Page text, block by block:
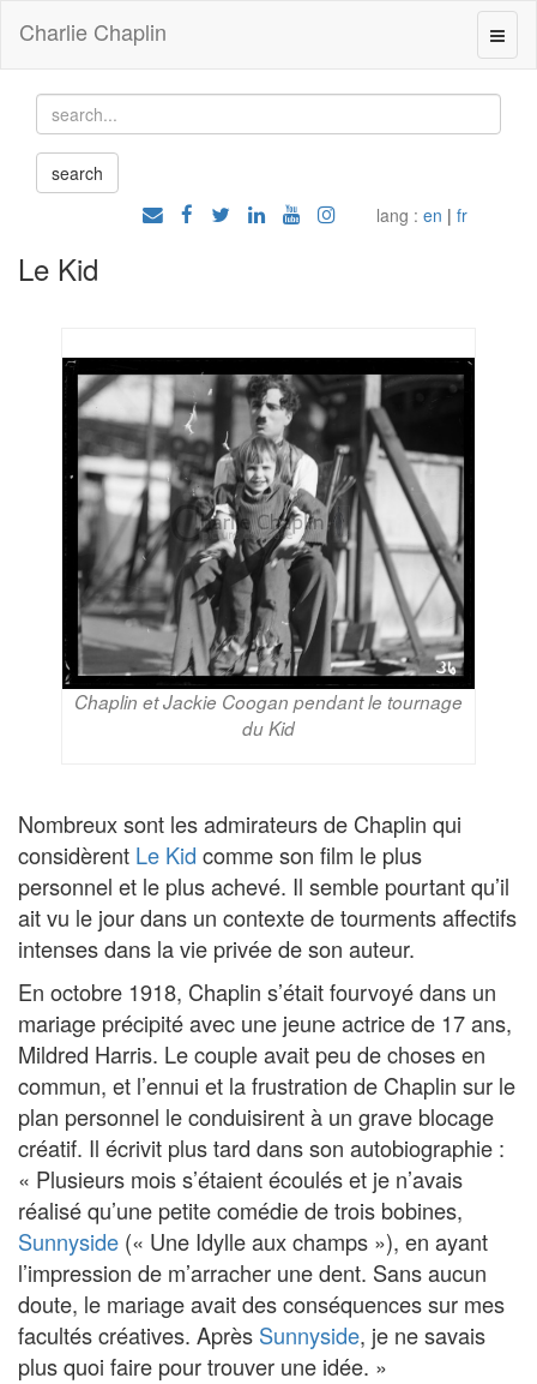
Charlie Chaplin
lang : en | fr
Le Kid
Chaplin et Jackie Coogan pendant le tournage
du Kid
Nombreux sont les admirateurs de Chaplin qui
considèrent Le Kid comme son film le plus
personnel et le plus achevé. Il semble pourtant qu’il
ait vu le jour dans un contexte de tourments affectifs
intenses dans la vie privée de son auteur.
En octobre 1918, Chaplin s’était fourvoyé dans un
mariage précipité avec une jeune actrice de 17 ans,
Mildred Harris. Le couple avait peu de choses en
commun, et l’ennui et la frustration de Chaplin sur le
plan personnel le conduisirent à un grave blocage
créatif. Il écrivit plus tard dans son autobiographie :
« Plusieurs mois s’étaient écoulés et je n’avais
réalisé qu’une petite comédie de trois bobines,
Sunnyside (« Une Idylle aux champs »), en ayant
l’impression de m’arracher une dent. Sans aucun
doute, le mariage avait des conséquences sur mes
facultés créatives. Après Sunnyside, je ne savais
plus quoi faire pour trouver une idée. »